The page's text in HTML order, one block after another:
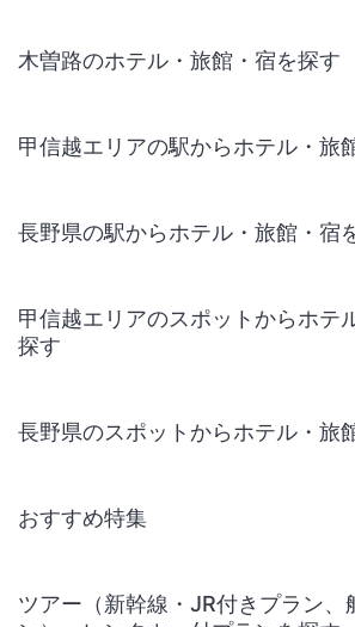
木曽路のホテル・旅館・宿を探す
甲信越エリアの駅からホテル・旅
長野県の駅からホテル・旅館・宿
甲信越エリアのスポットからホテ
探す
長野県のスポットからホテル・旅
おすすめ特集
ツアー（新幹線・JR付きプラン、